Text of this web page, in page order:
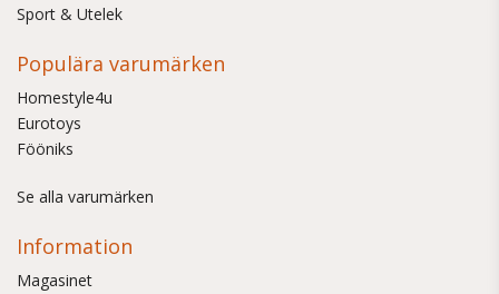
Sport & Utelek
Populära varumärken
Homestyle4u
Eurotoys
Fööniks
Se alla varumärken
Information
Magasinet